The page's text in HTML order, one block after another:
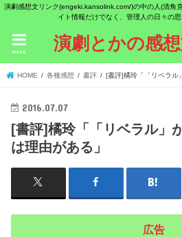
演劇感想文リンク(engeki.kansolink.com/)の中の人(清角
イト情報だけでなく、管理人の日々の思
演劇とかの感
menu
HOME 各種感想 書評 [書評]橘玲「「リベラル
2016.07.07
[書評]橘玲「「リベラル」
は理由がある」
広告